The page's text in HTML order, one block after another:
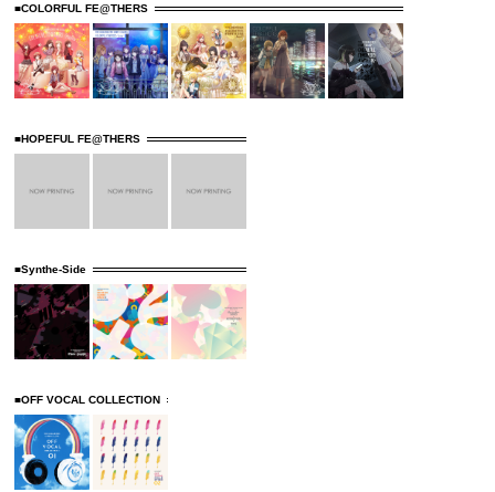
■COLORFUL FE@THERS
■HOPEFUL FE@THERS
■Synthe-Side
■OFF VOCAL COLLECTION